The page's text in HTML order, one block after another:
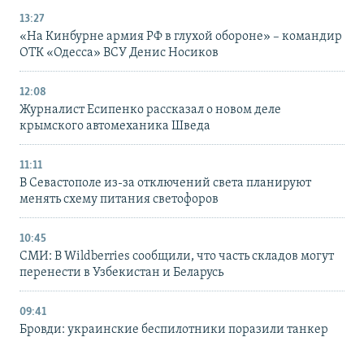
13:27
«На Кинбурне армия РФ в глухой обороне» – командир
ОТК «Одесса» ВСУ Денис Носиков
12:08
Журналист Есипенко рассказал о новом деле
крымского автомеханика Шведа
11:11
В Севастополе из-за отключений света планируют
менять схему питания светофоров
10:45
СМИ: В Wildberries сообщили, что часть складов могут
перенести в Узбекистан и Беларусь
09:41
Бровди: украинские беспилотники поразили танкер